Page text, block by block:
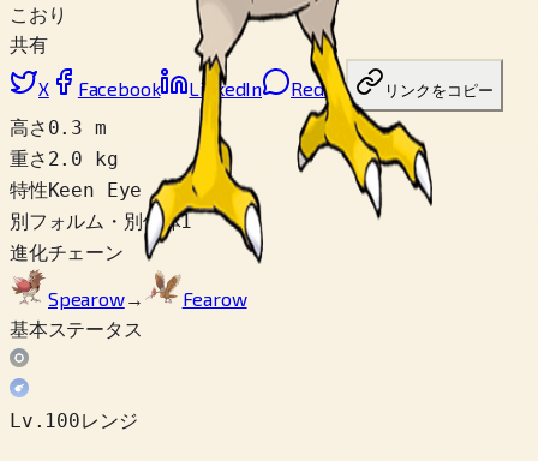
こおり
共有
X
Facebook LinkedIn Reddit リンクをコピー
高さ 0.3 m
重さ 2.0 kg
特性Keen Eye
別フォルム・別個体1
進化チェーン
Spearow→
Fearow
基本ステータス
Lv.100レンジ